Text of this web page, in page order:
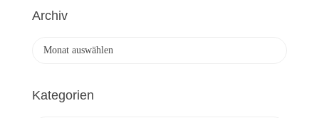
Archiv
h
Kategorien